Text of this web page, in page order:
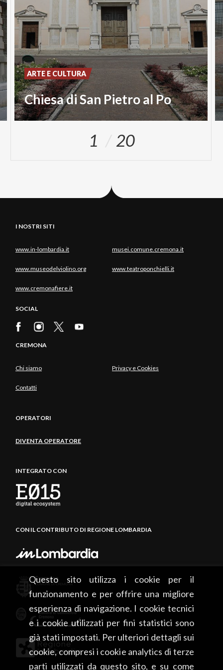
Questo sito utilizza i cookie per il
funzionamento e per offrire una migliore
esperienza di navigazione. I cookie tecnici
e i cookie utilizzati per fini statistici sono
già stati impostati. Per ulteriori dettagli sui
cookie, compresi i cookie analytics di terze
parti utilizzati da questo sito, e su come
Chiesa di San Pietro al Po
ARTE E CULTURA
1 20
I NOSTRI SITI
www.in-lombardia.it musei.comune.cremona.it
www.museodelviolino.org www.teatroponchielli.it
www.cremonafiere.it
SOCIAL
CREMONA
Chi siamo Privacy e Cookies
Contatti
OPERATORI
DIVENTA OPERATORE
INTEGRATO CON
CON IL CONTRIBUTO DI REGIONE LOMBARDIA